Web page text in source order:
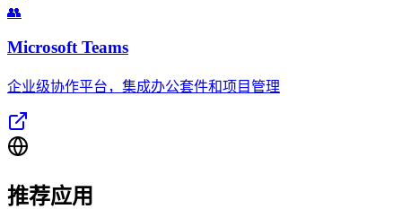
👥
Microsoft Teams
企业级协作平台，集成办公套件和项目管理
推荐应用